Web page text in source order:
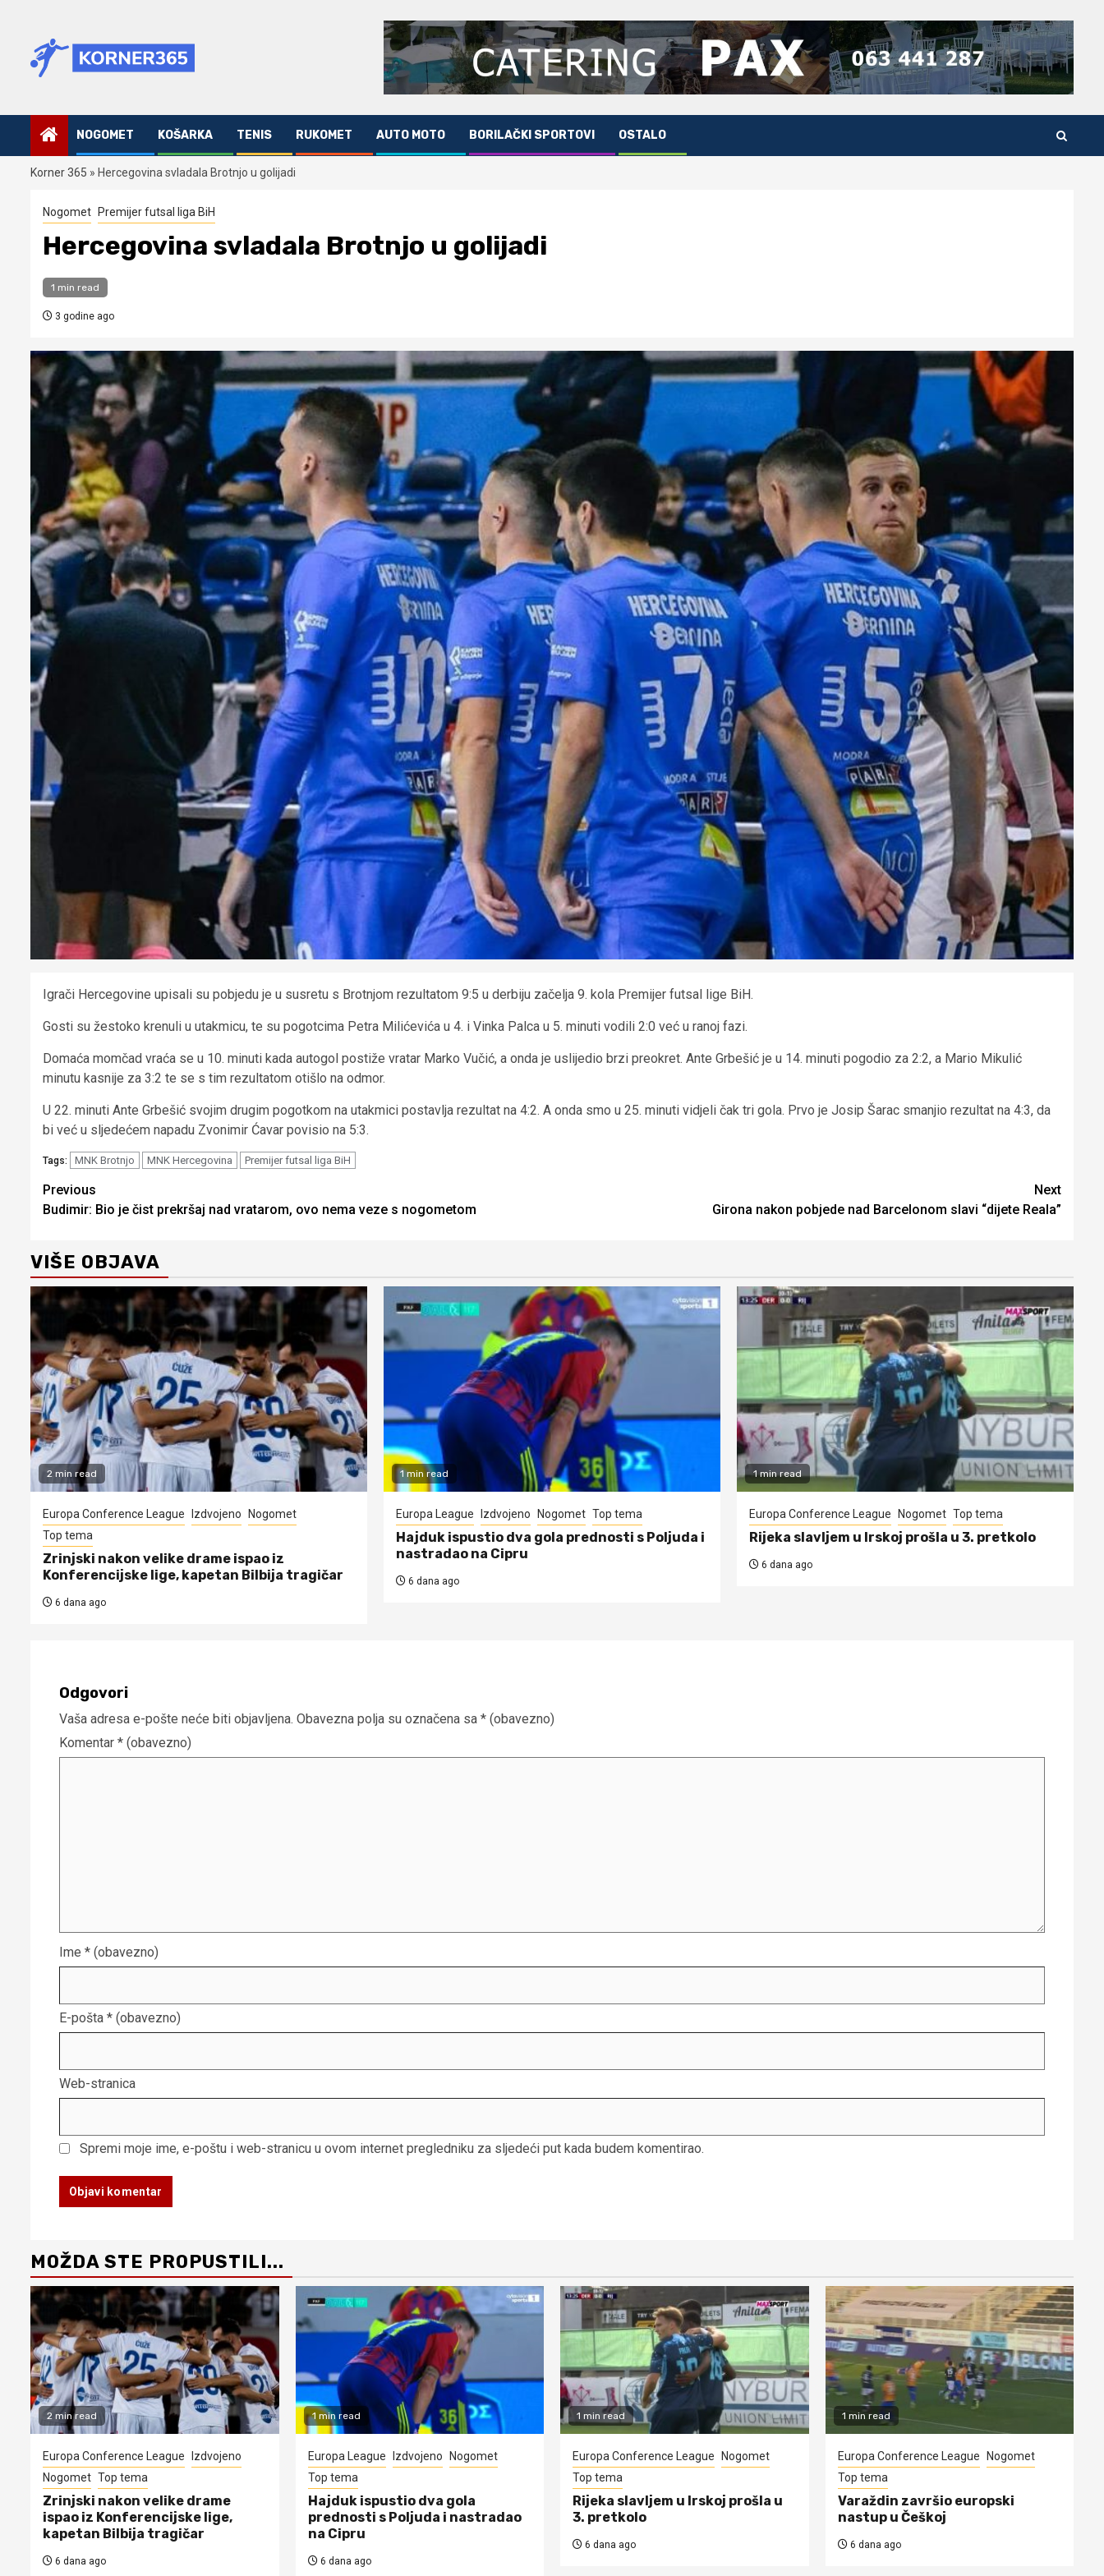
content
NOGOMET KOŠARKA TENIS RUKOMET AUTO MOTO BORILAČKI SPORTOVI OSTALO
Korner 365 » Hercegovina svladala Brotnjo u golijadi
Nogomet Premijer futsal liga BiH
Hercegovina svladala Brotnjo u golijadi
1 min read
3 godine ago
Igrači Hercegovine upisali su pobjedu je u susretu s Brotnjom rezultatom 9:5 u derbiju začelja 9. kola Premijer futsal lige BiH.
Gosti su žestoko krenuli u utakmicu, te su pogotcima Petra Milićevića u 4. i Vinka Palca u 5. minuti vodili 2:0 već u ranoj fazi.
Domaća momčad vraća se u 10. minuti kada autogol postiže vratar Marko Vučić, a onda je uslijedio brzi preokret. Ante Grbešić je u 14. minuti pogodio za 2:2, a Mario Mikulić
minutu kasnije za 3:2 te se s tim rezultatom otišlo na odmor.
U 22. minuti Ante Grbešić svojim drugim pogotkom na utakmici postavlja rezultat na 4:2. A onda smo u 25. minuti vidjeli čak tri gola. Prvo je Josip Šarac smanjio rezultat na 4:3, da
bi već u sljedećem napadu Zvonimir Ćavar povisio na 5:3.
Tags: MNK Brotnjo MNK Hercegovina Premijer futsal liga BiH
Continue
Reading
Previous
Budimir: Bio je čist prekršaj nad vratarom, ovo nema veze s nogometom
Next
Girona nakon pobjede nad Barcelonom slavi “dijete Reala”
VIŠE OBJAVA
2 min read
Europa Conference League Izdvojeno
Nogomet
Top tema
Zrinjski nakon velike drame ispao iz
Konferencijske lige, kapetan Bilbija tragičar
6 dana ago
1 min read
Europa League Izdvojeno Nogomet Top tema
Hajduk ispustio dva gola prednosti s Poljuda i
nastradao na Cipru
6 dana ago
1 min read
Europa Conference League Nogomet Top tema
Rijeka slavljem u Irskoj prošla u 3. pretkolo
6 dana ago
Odgovori
Vaša adresa e-pošte neće biti objavljena. Obavezna polja su označena sa * (obavezno)
Komentar * (obavezno)
Ime * (obavezno)
E-pošta * (obavezno)
Web-stranica
Spremi moje ime, e-poštu i web-stranicu u ovom internet pregledniku za sljedeći put kada budem komentirao.
MOŽDA STE PROPUSTILI...
2 min read
Europa Conference League
Izdvojeno
Nogomet Top tema
Zrinjski nakon velike drame
ispao iz Konferencijske lige,
kapetan Bilbija tragičar
6 dana ago
1 min read
Europa League Izdvojeno
Nogomet
Top tema
Hajduk ispustio dva gola
prednosti s Poljuda i nastradao
na Cipru
6 dana ago
1 min read
Europa Conference League
Nogomet
Top tema
Rijeka slavljem u Irskoj prošla u
3. pretkolo
6 dana ago
1 min read
Europa Conference League
Nogomet
Top tema
Varaždin završio europski
nastup u Češkoj
6 dana ago